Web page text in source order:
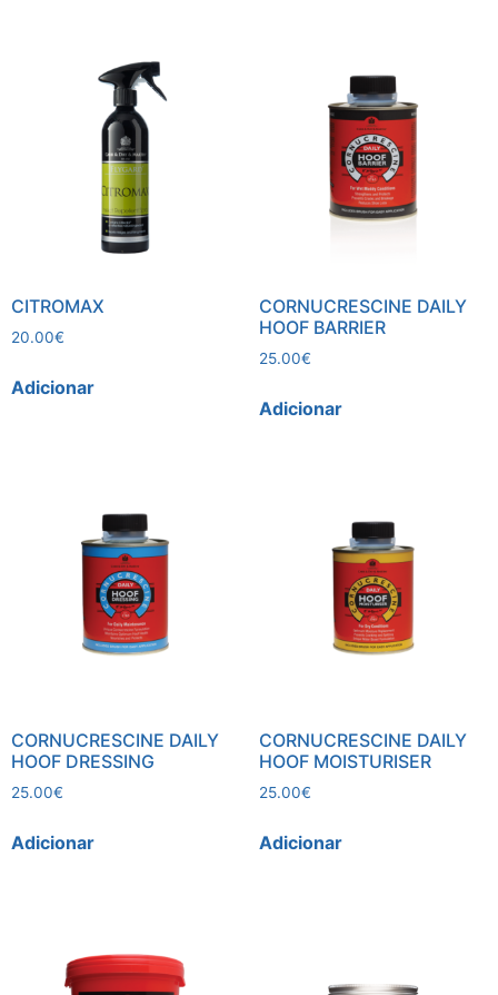
CITROMAX
20.00€
Adicionar
CORNUCRESCINE DAILY
HOOF BARRIER
25.00€
Adicionar
CORNUCRESCINE DAILY
HOOF DRESSING
25.00€
Adicionar
CORNUCRESCINE DAILY
HOOF MOISTURISER
25.00€
Adicionar